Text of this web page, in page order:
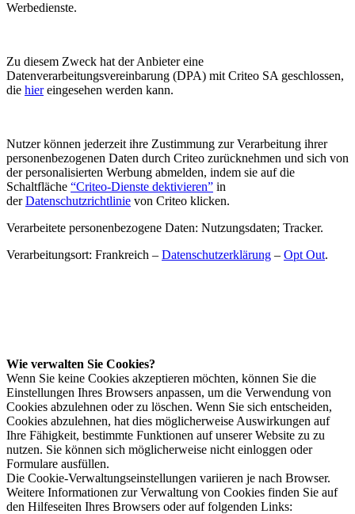
Werbedienste.
Zu diesem Zweck hat der Anbieter eine
Datenverarbeitungsvereinbarung (DPA) mit Criteo SA geschlossen,
die hiereingesehen werden kann.
Nutzer können jederzeit ihre Zustimmung zur Verarbeitung ihrer
personenbezogenen Daten durch Criteo zurücknehmen und sich von
der personalisierten Werbung abmelden, indem sie auf die
Schaltfläche “Criteo-Dienste dektivieren” in
derDatenschutzrichtlinie von Criteo klicken.
Verarbeitete personenbezogene Daten: Nutzungsdaten; Tracker.
Verarbeitungsort: Frankreich – Datenschutzerklärung – Opt Out.
Wie verwalten Sie Cookies?
Wenn Sie keine Cookies akzeptieren möchten, können Sie die
Einstellungen Ihres Browsers anpassen, um die Verwendung von
Cookies abzulehnen oder zu löschen. Wenn Sie sich entscheiden,
Cookies abzulehnen, hat dies möglicherweise Auswirkungen auf
Ihre Fähigkeit, bestimmte Funktionen auf unserer Website zu zu
nutzen. Sie können sich möglicherweise nicht einloggen oder
Formulare ausfüllen.
Die Cookie-Verwaltungseinstellungen variieren je nach Browser.
Weitere Informationen zur Verwaltung von Cookies finden Sie auf
den Hilfeseiten Ihres Browsers oder auf folgenden Links: